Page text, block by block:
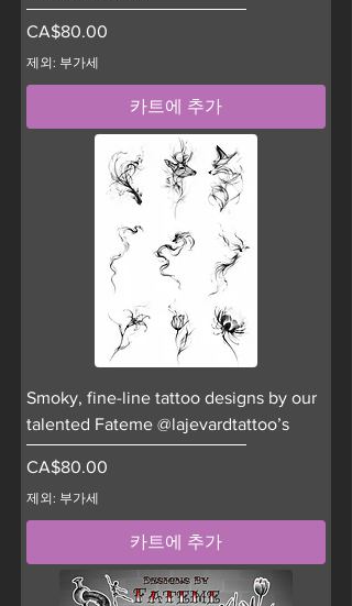
가격
CA$80.00
제외: 부가세
카트에 추가
Smoky, fine-line tattoo designs by our
talented Fateme @lajevardtattoo’s
가격
CA$80.00
제외: 부가세
카트에 추가